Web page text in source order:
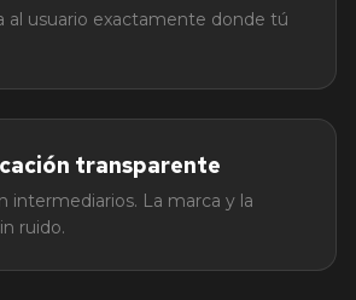
al usuario exactamente donde tú
transparente
intermediarios. La marca y la
ruido.